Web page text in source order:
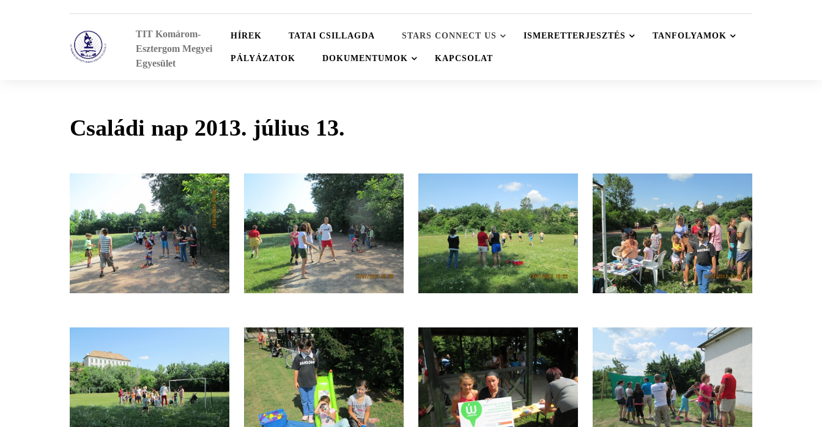
TIT Komárom-
Esztergom Megyei
Egyesület
HÍREK TATAI CSILLAGDA STARS CONNECT US ISMERETTERJESZTÉS TANFOLYAMOK
PÁLYÁZATOK DOKUMENTUMOK KAPCSOLAT
Családi nap 2013. július 13.